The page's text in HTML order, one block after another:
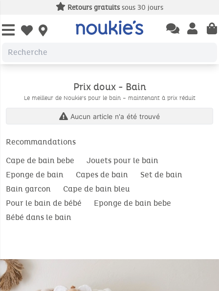
Retours gratuitssous 30 jours
Open wishlist Open
Open
Prix doux - Bain
Le meilleur de Noukie’s pour le bain – maintenant à prix réduit
Aucun article n'a été trouvé
Recommandations
Cape de bain bebe
Jouets pour le bain
Eponge de bain
Capes de bain
Set de bain
Bain garcon
Cape de bain bleu
Pour le bain de bébé
Eponge de bain bebe
Bébé dans le bain